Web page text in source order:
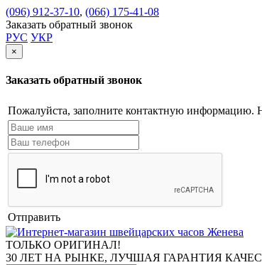
(096) 912-37-10, (066) 175-41-08
Заказать обратный звонок
РУС УКР
×
Заказать обратный звонок
Пожалуйста, заполните контактную информацию.
Отправить
ТОЛЬКО ОРИГИНАЛ!
30 ЛЕТ НА РЫНКЕ, ЛУЧШАЯ ГАРАНТИЯ